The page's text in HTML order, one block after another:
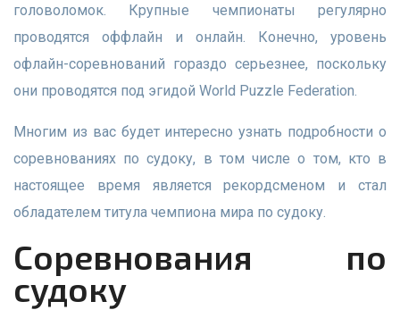
головоломок. Крупные чемпионаты регулярно
проводятся оффлайн и онлайн. Конечно, уровень
офлайн-соревнований гораздо серьезнее, поскольку
они проводятся под эгидой World Puzzle Federation.
Многим из вас будет интересно узнать подробности о
соревнованиях по судоку, в том числе о том, кто в
настоящее время является рекордсменом и стал
обладателем титула чемпиона мира по судоку.
соревнования по
судоку